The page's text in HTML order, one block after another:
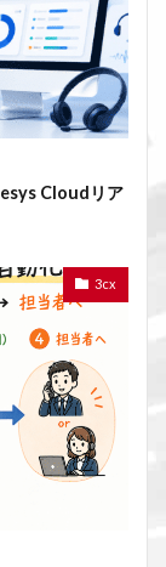
Cloudリア
3cx